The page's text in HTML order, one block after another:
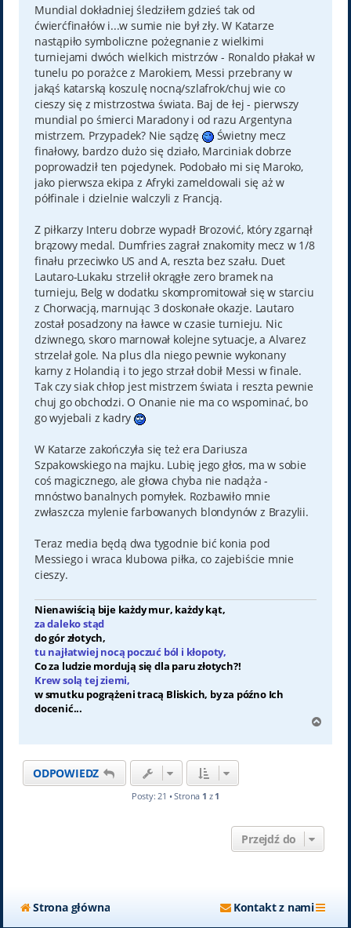
t
Mundial dokładniej śledziłem gdzieś tak od
ćwierćfinałów i...w sumie nie był zły. W Katarze
nastąpiło symboliczne pożegnanie z wielkimi
turniejami dwóch wielkich mistrzów - Ronaldo płakał w
tunelu po porażce z Marokiem, Messi przebrany w
jakąś katarską koszulę nocną/szlafrok/chuj wie co
cieszy się z mistrzostwa świata. Baj de łej - pierwszy
mundial po śmierci Maradony i od razu Argentyna
mistrzem. Przypadek? Nie sądzę
Świetny mecz
finałowy, bardzo dużo się działo, Marciniak dobrze
poprowadził ten pojedynek. Podobało mi się Maroko,
jako pierwsza ekipa z Afryki zameldowali się aż w
półfinale i dzielnie walczyli z Francją.
Z piłkarzy Interu dobrze wypadł Brozović, który zgarnął
brązowy medal. Dumfries zagrał znakomity mecz w 1/8
finału przeciwko US and A, reszta bez szału. Duet
Lautaro-Lukaku strzelił okrągłe zero bramek na
turnieju, Belg w dodatku skompromitował się w starciu
z Chorwacją, marnując 3 doskonałe okazje. Lautaro
został posadzony na ławce w czasie turnieju. Nic
dziwnego, skoro marnował kolejne sytuacje, a Alvarez
strzelał gole. Na plus dla niego pewnie wykonany
karny z Holandią i to jego strzał dobił Messi w finale.
Tak czy siak chłop jest mistrzem świata i reszta pewnie
chuj go obchodzi. O Onanie nie ma co wspominać, bo
go wyjebali z kadry
W Katarze zakończyła się też era Dariusza
Szpakowskiego na majku. Lubię jego głos, ma w sobie
coś magicznego, ale głowa chyba nie nadąża -
mnóstwo banalnych pomyłek. Rozbawiło mnie
zwłaszcza mylenie farbowanych blondynów z Brazylii.
Teraz media będą dwa tygodnie bić konia pod
Messiego i wraca klubowa piłka, co zajebiście mnie
cieszy.
Nienawiścią bije każdy mur, każdy kąt,
za daleko stąd
do gór złotych,
tu najłatwiej nocą poczuć ból i kłopoty,
Co za ludzie mordują się dla paru złotych?!
Krew solą tej ziemi,
w smutku pogrążeni tracą Bliskich, by za późno Ich
docenić...
g
ODPOWIEDZ
Posty: 21 • Strona 1 z 1
Przejdź do
Strona główna Kontakt z nami